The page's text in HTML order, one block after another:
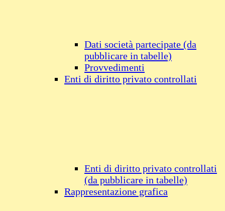
Dati società partecipate (da
pubblicare in tabelle)
Provvedimenti
Enti di diritto privato controllati
Enti di diritto privato controllati
(da pubblicare in tabelle)
Rappresentazione grafica